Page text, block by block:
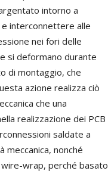
intorno a
interconnettere alle
nei fori delle
si deformano durante
di montaggio, che
azione realizza ciò
che una
realizzazione dei PCB
saldate a
nonché
wrap, perché basato